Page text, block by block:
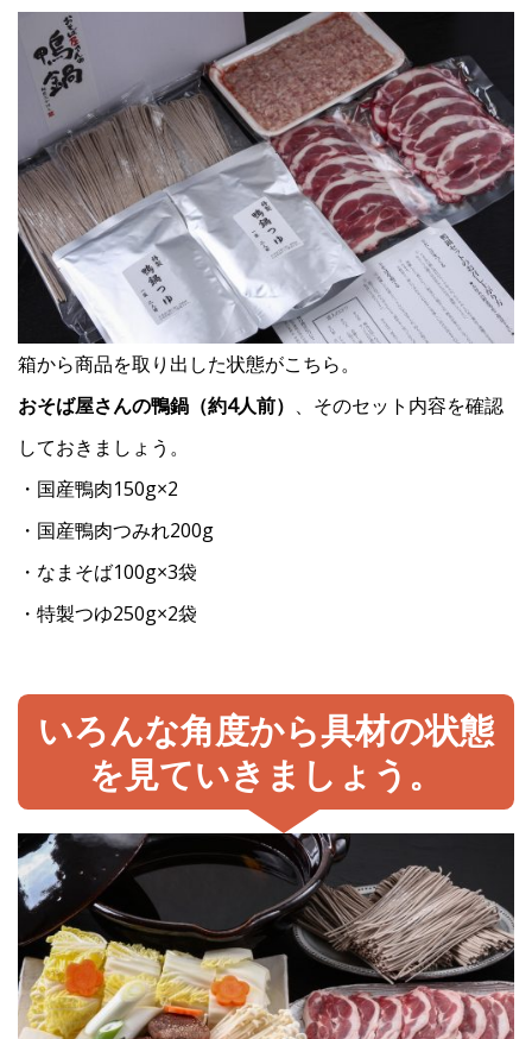
箱から商品を取り出した状態がこちら。
おそば屋さんの鴨鍋（約4人前） 、そのセット内容を確認
しておきましょう。
・国産鴨肉150g×2
・国産鴨肉つみれ200g
・なまそば100g×3袋
・特製つゆ250g×2袋
いろんな角度から具材の状態
を見ていきましょう。